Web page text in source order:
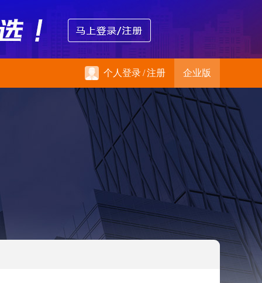
个人登录/注册 企业版